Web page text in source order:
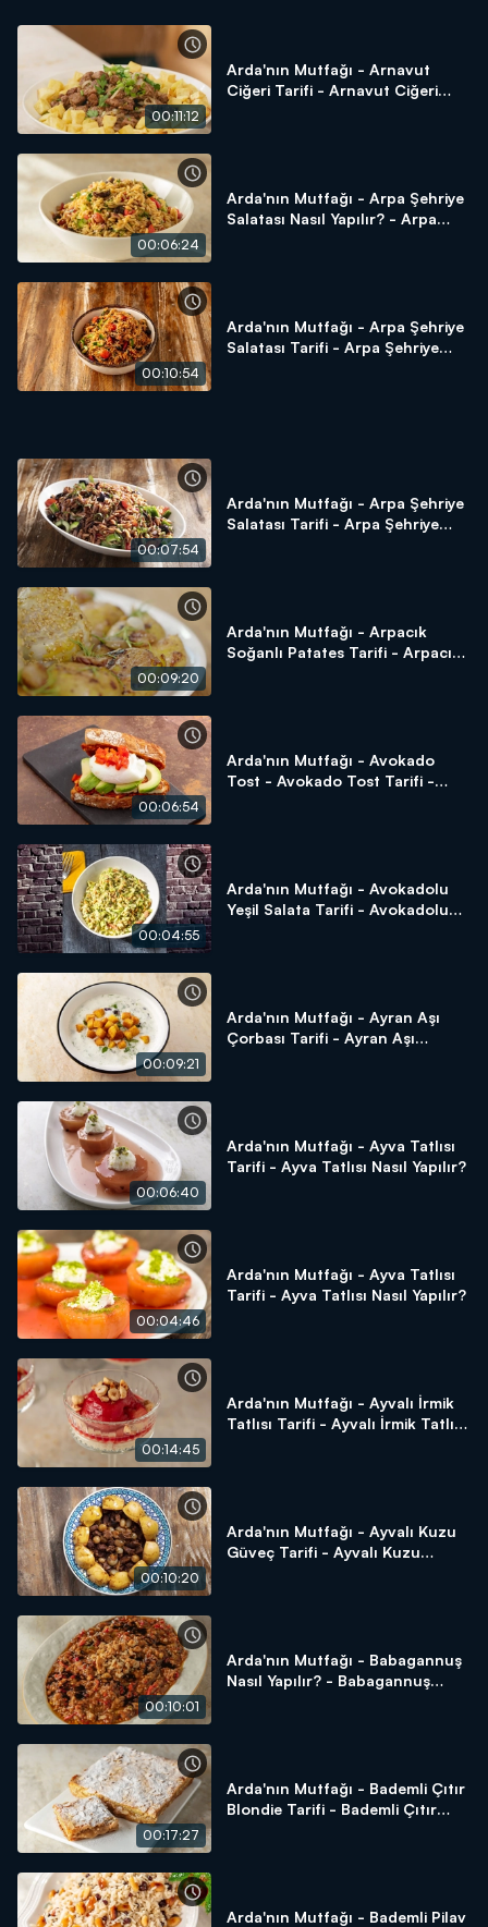
00:11:12
Arda'nın Mutfağı - Arnavut
Ciğeri Tarifi - Arnavut Ciğeri
00:06:24
Arda'nın Mutfağı - Arpa Şehriye
Salatası Nasıl Yapılır? - Arpa
00:10:54
Arda'nın Mutfağı - Arpa Şehriye
Salatası Tarifi - Arpa Şehriye
00:07:54
Arda'nın Mutfağı - Arpa Şehriye
Salatası Tarifi - Arpa Şehriye
00:09:20
Arda'nın Mutfağı - Arpacık
Soğanlı Patates Tarifi - Arpacık
00:06:54
Arda'nın Mutfağı - Avokado
Tost - Avokado Tost Tarifi -
00:04:55
Arda'nın Mutfağı - Avokadolu
Yeşil Salata Tarifi - Avokadolu
00:09:21
Arda'nın Mutfağı - Ayran Aşı
Çorbası Tarifi - Ayran Aşı
00:06:40
Arda'nın Mutfağı - Ayva Tatlısı
Tarifi - Ayva Tatlısı Nasıl Yapılır?
00:04:46
Arda'nın Mutfağı - Ayva Tatlısı
Tarifi - Ayva Tatlısı Nasıl Yapılır?
00:14:45
Arda'nın Mutfağı - Ayvalı İrmik
Tatlısı Tarifi - Ayvalı İrmik Tatlısı
00:10:20
Arda'nın Mutfağı - Ayvalı Kuzu
Güveç Tarifi - Ayvalı Kuzu
00:10:01
Arda'nın Mutfağı - Babagannuş
Nasıl Yapılır? - Babagannuş
00:17:27
Arda'nın Mutfağı - Bademli Çıtır
Blondie Tarifi - Bademli Çıtır
Arda'nın Mutfağı - Bademli Pilav